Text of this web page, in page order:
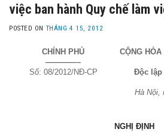
việc ban hành Quy chế làm
POSTED ON THÁNG 4 15, 2012
CHÍNH PHỦ
————–
Số: 08/2012/NĐ-CP
CỘNG
Độc lập
Hà Nội,
NGHỊ ĐỊNH